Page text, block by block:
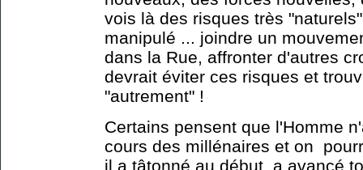
vois là des risques très
manipulé ... joindre un
dans la Rue, affronter d'autres
devrait éviter ces risques et
"autrement" !
Certains pensent que l'Homme
cours des millénaires et on
il a tâtonné au début, a avancé